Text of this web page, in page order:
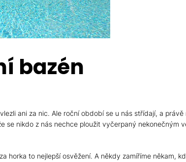
bazén
ani za nic. Ale roční období se u nás střídají, a
se nikdo z nás nechce ploužit vyčerpaný
horka to nejlepší osvěžení. A někdy zamíříme někam,